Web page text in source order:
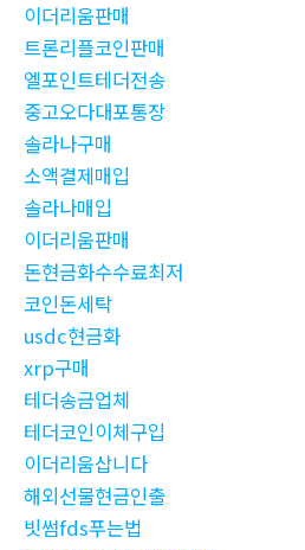
이더리움판매
트론리플코인판매
엘포인트테더전송
중고오다대포통장
솔라나구매
소액결제매입
솔라나매입
이더리움판매
돈현금화수수료최저
코인돈세탁
usdc현금화
xrp구매
테더송금업체
테더코인이체구입
이더리움삽니다
해외선물현금인출
빗썸fds푸는법